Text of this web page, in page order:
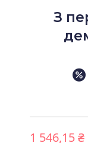
З
1 546,15 ₴